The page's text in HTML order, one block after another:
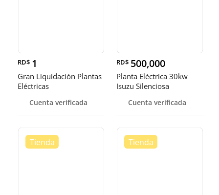
RD$ 1
Gran Liquidación Plantas
Eléctricas
Cuenta verificada
RD$ 500,000
Planta Eléctrica 30kw
Isuzu Silenciosa
Cuenta verificada